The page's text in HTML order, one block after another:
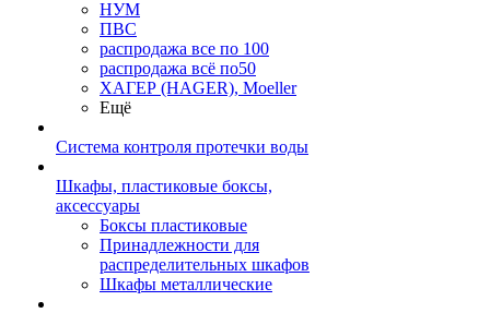
НУМ
ПВС
распродажа все по 100
распродажа всё по50
ХАГЕР (HAGER), Moeller
Ещё
Система контроля протечки воды
Шкафы, пластиковые боксы,
аксессуары
Боксы пластиковые
Принадлежности для
распределительных шкафов
Шкафы металлические